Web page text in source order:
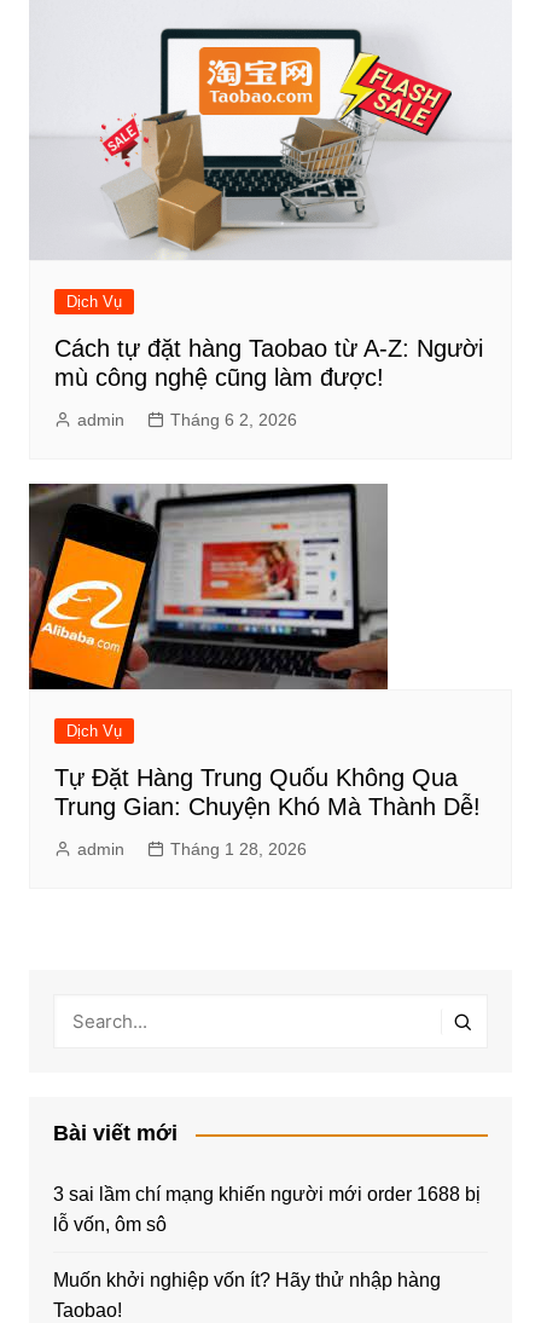
Dịch Vụ
Cách tự đặt hàng Taobao từ A-Z: Người
mù công nghệ cũng làm được!
admin Tháng 6 2, 2026
Dịch Vụ
Tự Đặt Hàng Trung Quốu Không Qua
Trung Gian: Chuyện Khó Mà Thành Dễ!
admin Tháng 1 28, 2026
Bài viết mới
3 sai lầm chí mạng khiến người mới order 1688 bị
lỗ vốn, ôm sô
Muốn khởi nghiệp vốn ít? Hãy thử nhập hàng
Taobao!